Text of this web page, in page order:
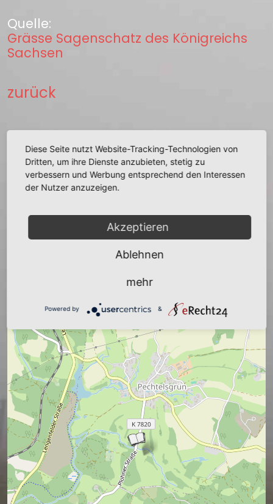
Quelle:
Grässe Sagenschatz des Königreichs
Sachsen
zurück
+
−
Diese Seite nutzt Website-Tracking-Technologien von
Dritten, um ihre Dienste anzubieten, stetig zu
verbessern und Werbung entsprechend den Interessen
der Nutzer anzuzeigen.
Akzeptieren
Ablehnen
mehr
Powered by &